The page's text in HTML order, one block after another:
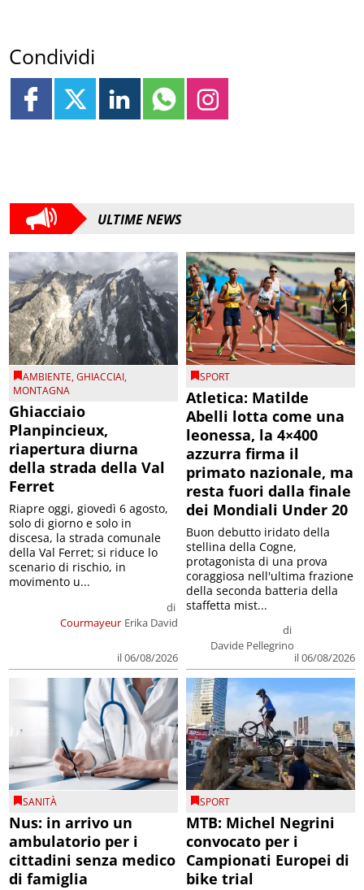
Condividi
ULTIME NEWS
AMBIENTE,GHIACCIAI,
MONTAGNA
Ghiacciaio
Planpincieux,
riapertura diurna
della strada della Val
Ferret
Courmayeur
di
Erika David
il 06/08/2026
Riapre oggi, giovedì 6 agosto,
solo di giorno e solo in
discesa, la strada comunale
della Val Ferret; si riduce lo
scenario di rischio, in
movimento u...
SPORT
Atletica: Matilde
Abelli lotta come una
leonessa, la 4×400
azzurra firma il
primato nazionale, ma
resta fuori dalla finale
dei Mondiali Under 20
di
Davide Pellegrino
il 06/08/2026
Buon debutto iridato della
stellina della Cogne,
protagonista di una prova
coraggiosa nell'ultima frazione
della seconda batteria della
staffetta mist...
SANITÀ
Nus: in arrivo un
ambulatorio per i
cittadini senza medico
di famiglia
SPORT
MTB: Michel Negrini
convocato per i
Campionati Europei di
bike trial